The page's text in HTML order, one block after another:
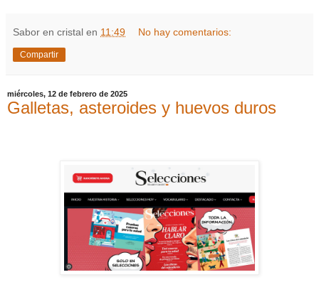
Sabor en cristal en 11:49 No hay comentarios:
Compartir
miércoles, 12 de febrero de 2025
Galletas, asteroides y huevos duros